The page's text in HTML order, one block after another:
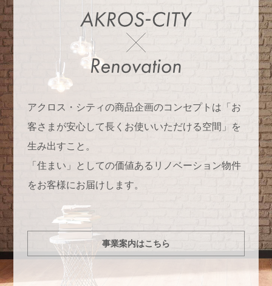
アクロス・シティの商品企画のコンセプトは「お
客さまが安心して長くお使いいただける空間」を
生み出すこと。
「住まい」としての価値あるリノベーション物件
をお客様にお届けします。
事業案内はこちら